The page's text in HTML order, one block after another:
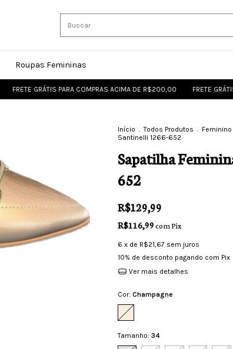
Roupas Femininas
GRÁTIS PARA COMPRAS ACIMA DE R$200,00 FRETE GRÁTIS PARA
Início . Todos Produtos . Feminino
Santinelli 1266-652
Sapatilha
652
R$129,99
R$116,99comPix
6 x de R$21,67 sem juros
10% de desconto pagando com Pix
Ver mais detalhes
Cor: Champagne
Tamanho: 34